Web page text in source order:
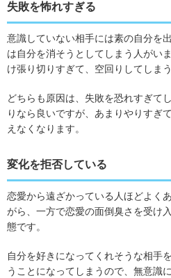
失敗を怖れすぎる
意識していない相手には素の自分を
は自分を消そうとしてしまう人がい
け張り切りすぎて、空回りしてしま
どちらも原因は、失敗を恐れすぎて
りなら良いですが、あまりやりすぎ
えなくなります。
変化を拒否している
恋愛から遠ざかっている人ほどよく
がら、一方で恋愛の面倒臭さを受け
態です。
自分を好きになってくれそうな相手
うことになってしまうので、無意識